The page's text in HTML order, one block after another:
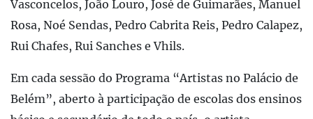
Vasconcelos, João Louro, José de Guimarães, Manuel
Rosa, Noé Sendas, Pedro Cabrita Reis, Pedro Calapez,
Rui Chafes, Rui Sanches e Vhils.
Em cada sessão do Programa “Artistas no Palácio de
Belém”, aberto à participação de escolas dos ensinos